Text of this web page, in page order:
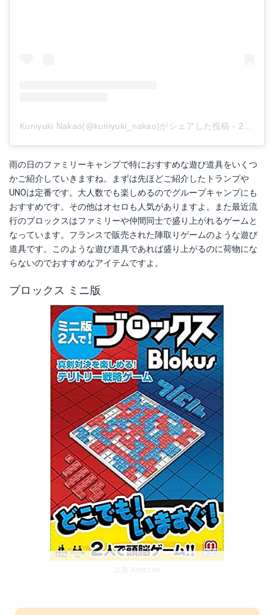
Kuniyuki Nakao(@kuniyuki_nakao)がシェアした投稿 - 2020年 2月月25日午前3時40分PST
雨の日のファミリーキャンプで特におすすめな遊び道具をいくつ
かご紹介していきますね。まずは先ほどご紹介したトランプや
UNOは定番です。大人数でも楽しめるのでグループキャンプにも
おすすめです。その他はオセロも人気がありますよ。また最近流
行のブロックスはファミリーや仲間同士で盛り上がれるゲームと
なっています。フランスで販売された陣取りゲームのような遊び
道具です。このような遊び道具であれば盛り上がるのに荷物にな
らないのでおすすめなアイテムですよ。
ブロックス ミニ版